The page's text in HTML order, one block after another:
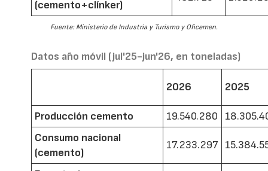
(cemento+clínker)
Fuente: Ministerio de Industria y Turismo y Oficemen.
Datos año móvil (jul'25-jun'26, en toneladas)
2026 2025
Producción cemento 19.540.280
Consumo nacional
(cemento)
17.233.297